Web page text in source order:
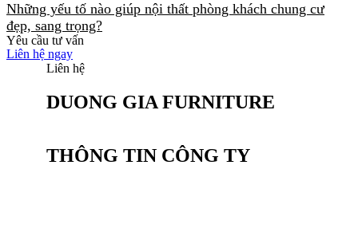
Những yếu tố nào giúp nội thất phòng khách chung cư
đẹp, sang trọng?
Yêu cầu tư vấn
Liên hệ ngay
Liên hệ
DUONG GIA FURNITURE
THÔNG TIN CÔNG TY